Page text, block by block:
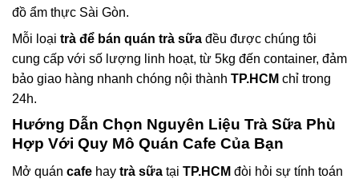
đồ ẩm thực Sài Gòn.
Mỗi loại trà để bán quán trà sữa đều được chúng tôi
cung cấp với số lượng linh hoạt, từ 5kg đến container, đảm
bảo giao hàng nhanh chóng nội thành TP.HCM chỉ trong
24h.
Hướng Dẫn Chọn Nguyên Liệu Trà Sữa Phù
Hợp Với Quy Mô Quán Cafe Của Bạn
Mở quán cafe hay trà sữa tại TP.HCM đòi hỏi sự tính toán